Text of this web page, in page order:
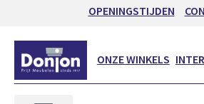
OPENINGSTIJDEN
ONZE WINKELS